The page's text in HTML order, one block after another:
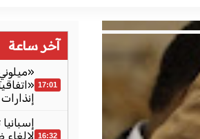
آخر ساعة
17:01
16:32
إسبانيا